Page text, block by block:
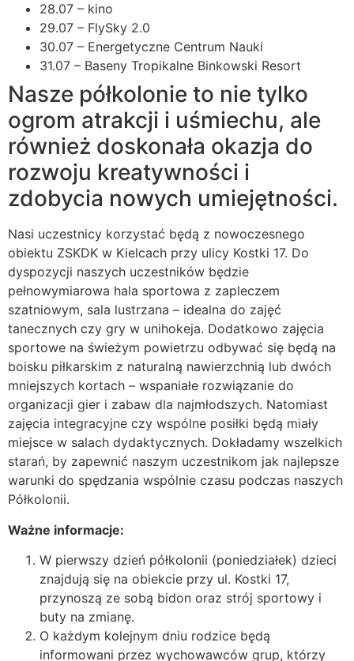
28.07 – kino
29.07 – FlySky 2.0
30.07 – Energetyczne Centrum Nauki
31.07 – Baseny Tropikalne Binkowski Resort
Nasze półkolonie to nie tylko
ogrom atrakcji i uśmiechu, ale
również doskonała okazja do
rozwoju kreatywności i
zdobycia nowych umiejętności.
Nasi uczestnicy korzystać będą z nowoczesnego
obiektu ZSKDK w Kielcach przy ulicy Kostki 17. Do
dyspozycji naszych uczestników będzie
pełnowymiarowa hala sportowa z zapleczem
szatniowym, sala lustrzana – idealna do zajęć
tanecznych czy gry w unihokeja. Dodatkowo zajęcia
sportowe na świeżym powietrzu odbywać się będą na
boisku piłkarskim z naturalną nawierzchnią lub dwóch
mniejszych kortach – wspaniałe rozwiązanie do
organizacji gier i zabaw dla najmłodszych. Natomiast
zajęcia integracyjne czy wspólne posiłki będą miały
miejsce w salach dydaktycznych. Dokładamy wszelkich
starań, by zapewnić naszym uczestnikom jak najlepsze
warunki do spędzania wspólnie czasu podczas naszych
Półkolonii.
Ważne informacje:
W pierwszy dzień półkolonii (poniedziałek) dzieci
znajdują się na obiekcie przy ul. Kostki 17,
przynoszą ze sobą bidon oraz strój sportowy i
buty na zmianę.
O każdym kolejnym dniu rodzice będą
informowani przez wychowawców grup, którzy